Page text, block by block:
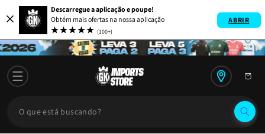
para o conteúdoDescarregue a aplicação e poupe!
Obtém mais ofertas na nossa aplicação
(100+)
ABRIR